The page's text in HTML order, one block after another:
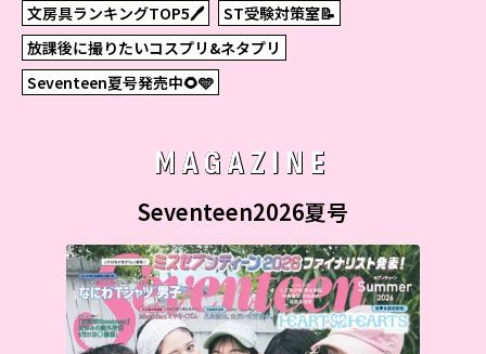
文房具ランキングTOP5🖊
ST受験対策室📝
放課後に撮りたいコスプリ&ネタプリ
Seventeen夏号発売中🌻🩵
MAGAZINE
Seventeen2026夏号